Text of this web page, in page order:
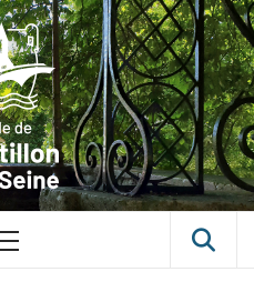
VILLE
SUR-SEINE
Primary